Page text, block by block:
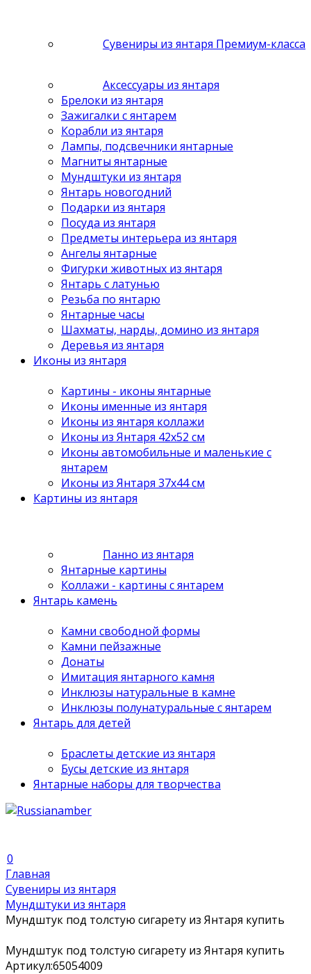
Сувениры из янтаря Премиум-класса
Аксессуары из янтаря
Брелоки из янтаря
Зажигалки с янтарем
Корабли из янтаря
Лампы, подсвечники янтарные
Магниты янтарные
Мундштуки из янтаря
Янтарь новогодний
Подарки из янтаря
Посуда из янтаря
Предметы интерьера из янтаря
Ангелы янтарные
Фигурки животных из янтаря
Янтарь с латунью
Резьба по янтарю
Янтарные часы
Шахматы, нарды, домино из янтаря
Деревья из янтаря
Иконы из янтаря
Картины - иконы янтарные
Иконы именные из янтаря
Иконы из янтаря коллажи
Иконы из Янтаря 42х52 см
Иконы автомобильные и маленькие с
янтарем
Иконы из Янтаря 37х44 см
Картины из янтаря
Панно из янтаря
Янтарные картины
Коллажи - картины с янтарем
Янтарь камень
Камни свободной формы
Камни пейзажные
Донаты
Имитация янтарного камня
Инклюзы натуральные в камне
Инклюзы полунатуральные с янтарем
Янтарь для детей
Браслеты детские из янтаря
Бусы детские из янтаря
Янтарные наборы для творчества
0
Главная
Сувениры из янтаря
Мундштуки из янтаря
Мундштук под толстую сигарету из Янтаря купить
Мундштук под толстую сигарету из Янтаря купить
Артикул:65054009